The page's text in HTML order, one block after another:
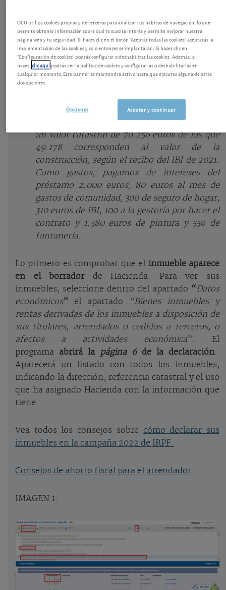
evitar en lo posible las comprobaciones posteriores
de Hacienda, que discute por batidoras, espejos,
colchas, microondas...
Ejemplo con cifras:Mi esposa y yo alquilamos
un piso el 01/02/2021 por 1.200 euros al mes.
Lo compramos por 180.000 euros el
15/03/2009 y pagamos 20.000 euros de gastos
entre impuestos, notario, registro, etc. Tiene
un valor catastral de 70.256 euros de los que
49.178 corresponden al valor de la
construcción, según el recibo del IBI de 2021.
Como gastos, pagamos de intereses del
préstamo 2.000 euros, 80 euros al mes de
gastos de comunidad, 300 de seguro de hogar,
310 euros de IBI, 100 a la gestoría por hacer el
contrato y 1.380 euros de pintura y 556 de
fontanería.
Lo primero es comprobar que el inmueble aparece
en el borradorde Hacienda. Para ver sus
inmuebles, seleccione dentro del apartado “Datos
económicos” el apartado
“Bienes inmuebles y
rentas derivadas de los inmuebles a disposición de
sus titulares, arrendados o cedidos a terceros, o
afectos a actividades económica”. El
programa abrirá la página 6 de la declaración.
Aparecerá un listado con todos los inmuebles,
indicando la dirección, referencia catastral y el uso
que ha asignado Hacienda con la información que
tiene.
Vea todos los consejos sobre cómo declarar sus
inmuebles en la campaña 2022 de IRPF.
Consejos de ahorro fiscal para el arrendador.
IMAGEN 1:
OCU utiliza cookies propias y de terceros para analizar tus hábitos de navegación, lo que
permite obtener información sobre qué te suscita interés y permite mejorar nuestra
página web y tu seguridad. Si haces clic en el botón "Aceptar todas las cookies" aceptarás la
implementación de las cookies y solo entonces se implantarán. Si haces clic en
"Configuración de cookies" podrás configurar o deshabilitar las cookies. Además, si
haces clic aquípodrás ver la política de cookies y configurarlas o deshabilitarlas en
cualquier momento. Este banner se mantendrá activo hasta que ejecutes alguna de estas
dos opciones.
Aceptar y continuar
Opciones